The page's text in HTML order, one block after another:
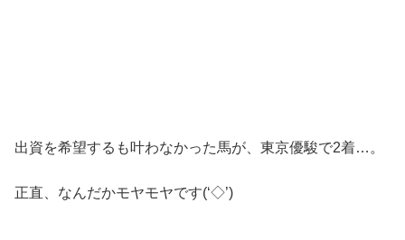
出資を希望するも叶わなかった馬が、東京優駿で2着…。
正直、なんだかモヤモヤです(‘◇’)ゞ